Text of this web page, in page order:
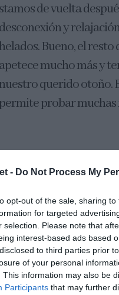
- Do Not Process My
opt-out of the sale, sharing
for targeted
selection. Please note that
interest-based ads based
to third parties prior
of your personal
This information may also be
Participants that may further
de vuelta
y
Bueno, el
mucho más y
querido otoño.
probar muchas
cuando lo preparé
sabor y textura es
principal.